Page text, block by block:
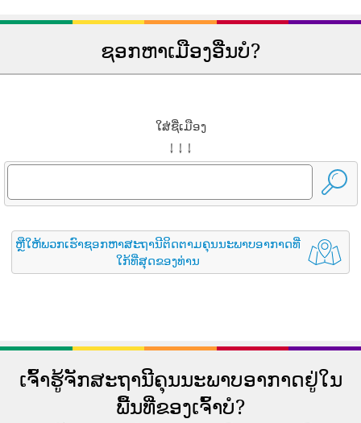
ຊອກຫາເມືອງອື່ນບໍ?
ໃສ່ຊື່ເມືອງ
↓ ↓ ↓
ຫຼືໃຫ້ພວກເຮົາຊອກຫາສະຖານີຕິດຕາມຄຸນນະພາບອາກາດທີ່
ໃກ້ທີ່ສຸດຂອງທ່ານ
ເຈົ້າຮູ້ຈັກສະຖານີຄຸນນະພາບອາກາດຢູ່ໃນ
ພື້ນທີ່ຂອງເຈົ້າບໍ?